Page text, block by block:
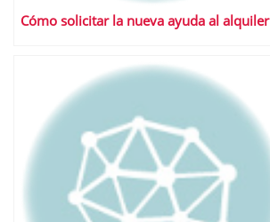
Cómo solicitar la nueva ayuda al alquiler